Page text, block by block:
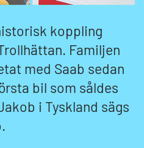
koppling
Familjen
med Saab sedan
bil som såldes
i Tyskland sägs